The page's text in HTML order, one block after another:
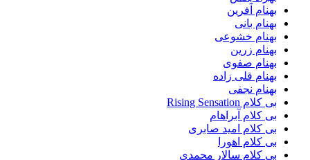
بهنام آفرین
بهنام بانی
بهنام خشوعی
بهنام زرین
بهنام صفوی
بهنام قلی زاده
بهنام نجفی
بی کلام Rising Sensation
بی کلام آبراهام
بی کلام امید صابری
بی کلام اهورا
بی کلام سالار محمدی